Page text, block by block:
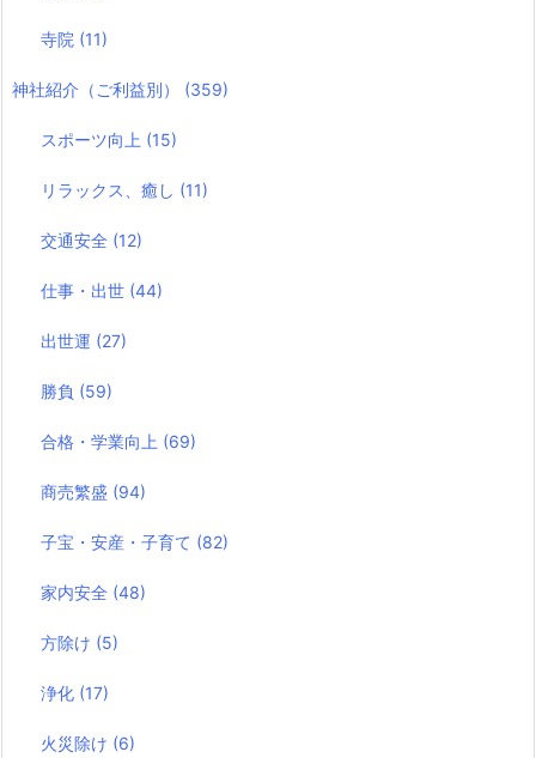
寺院 (11)
神社紹介（ご利益別） (359)
スポーツ向上 (15)
リラックス、癒し (11)
交通安全 (12)
仕事・出世 (44)
出世運 (27)
勝負 (59)
合格・学業向上 (69)
商売繁盛 (94)
子宝・安産・子育て (82)
家内安全 (48)
方除け (5)
浄化 (17)
火災除け (6)